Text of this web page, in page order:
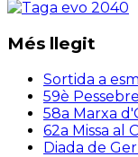
Més llegit
Sortida a
59è
58a Marxa
62a Missa al
Diada de